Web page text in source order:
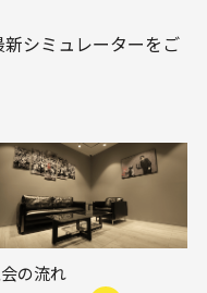
シミュレーターをご
の流れ